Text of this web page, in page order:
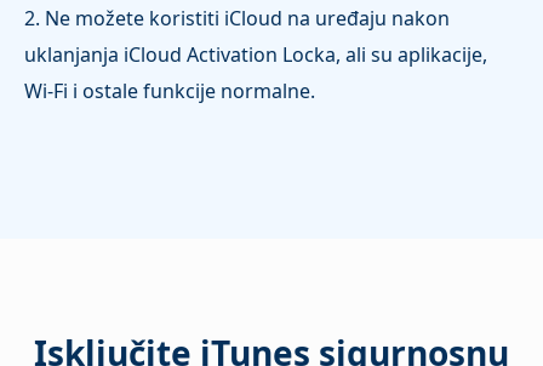
2. Ne možete koristiti iCloud na uređaju nakon
uklanjanja iCloud Activation Locka, ali su aplikacije,
Wi‑Fi i ostale funkcije normalne.
Isključite iTunes sigurnosnu